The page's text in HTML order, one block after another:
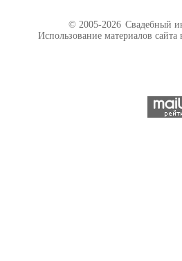
© 2005-2026 Свадебный
Использование материалов